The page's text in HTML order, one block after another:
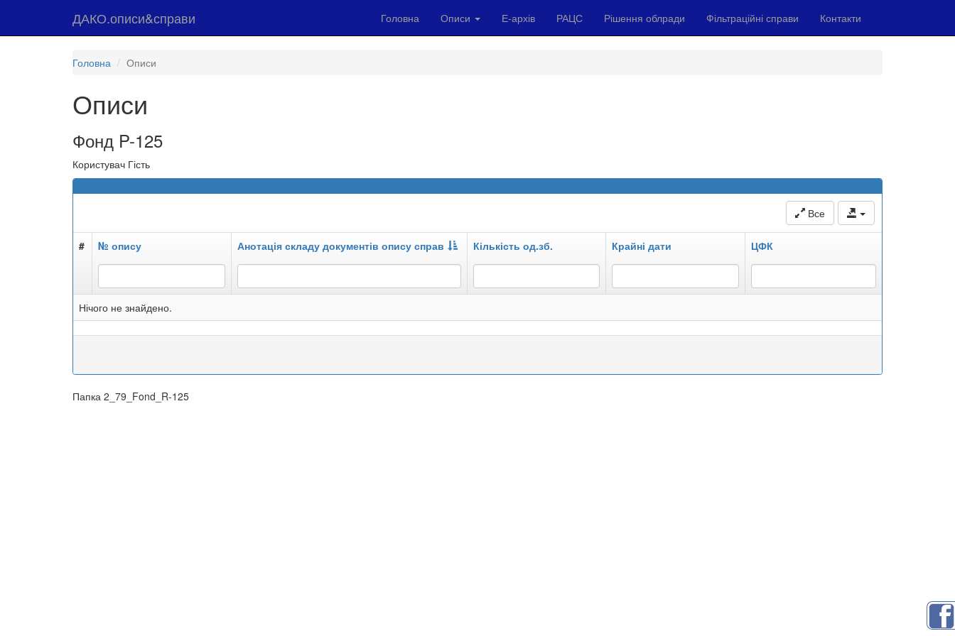
ДАКО.описи&справи Головна Описи Е-архів РАЦС Рішення облради Фільтраційні справи Контакти
Головна Описи
Описи
Фонд P-125
Користувач Гість
Все
# № опису Анотація складу документів опису справ Кількість од.зб. Крайні дати ЦФК
Нічого не знайдено.
Папка 2_79_Fond_R-125